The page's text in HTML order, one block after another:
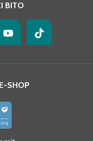
BITO
SHOP